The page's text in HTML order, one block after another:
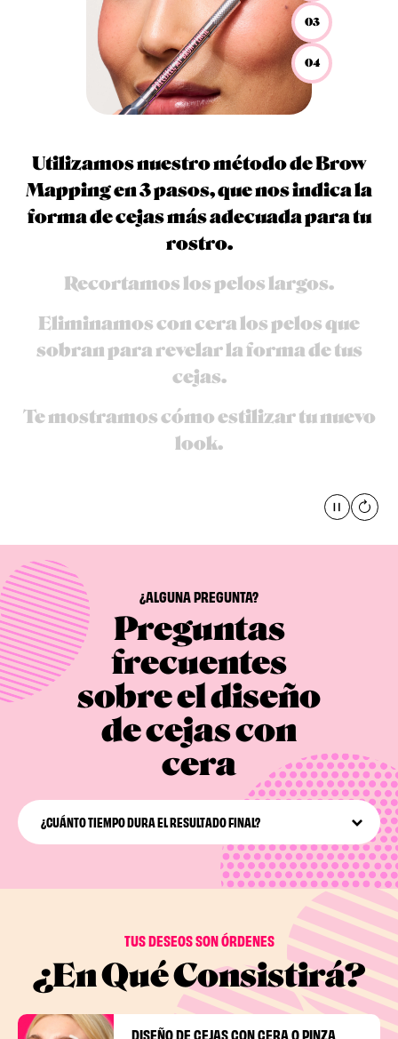
Utilizamos nuestro método de Brow
Mapping en 3 pasos, que nos indica la
forma de cejas más adecuada para tu
rostro.
Recortamos los pelos largos.
Eliminamos con cera los pelos que
sobran para revelar la forma de tus
cejas.
Te mostramos cómo estilizar tu nuevo
look.
03
04
Pause
¿ALGUNA PREGUNTA?
Preguntas
frecuentes
sobre el diseño
de cejas con
cera
¿CUÁNTO TIEMPO DURA EL RESULTADO FINAL?
Los resultados de la depilación de cejas con cera duran
alrededor de unas 3-5 semanas y el pelo vuelve a crecer
más fino y delicado que antes.
TUS DESEOS SON ÓRDENES
¿En Qué Consistirá?
DISEÑO DE CEJAS CON CERA O PINZA